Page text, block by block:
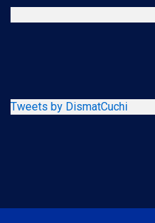
Tweets by DismatCuchi